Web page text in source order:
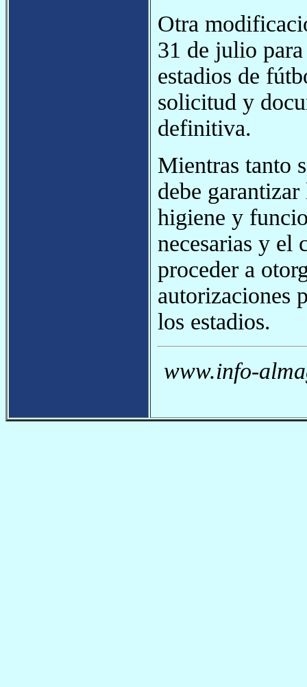
Otra
31 de julio para
estadios de
solicitud y
definitiva.
Mientras tanto
debe
higiene y
necesarias y el
proceder a
autorizaciones
los estadios.
www.info-